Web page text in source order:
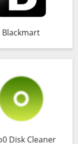
Blackmart
Disk Cleaner